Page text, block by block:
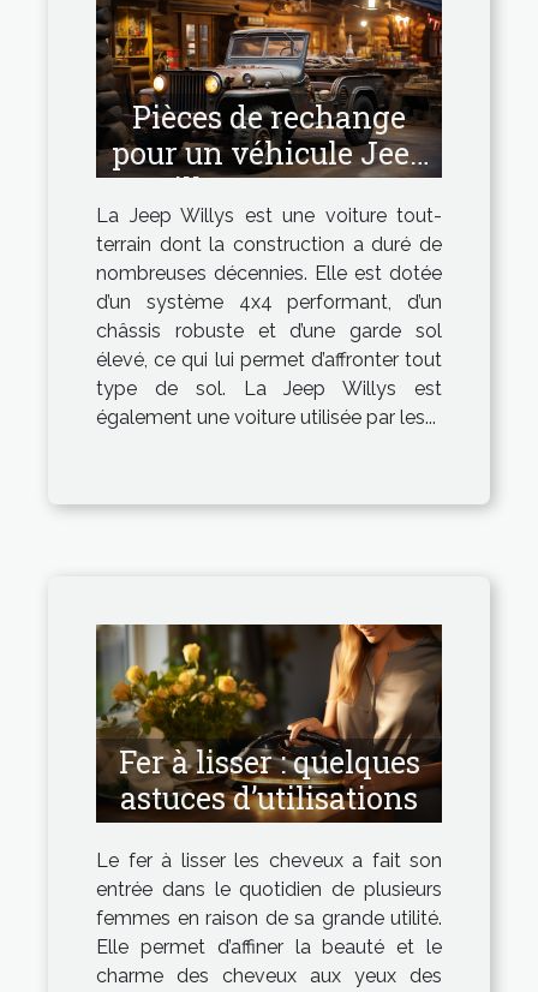
Pièces de rechange
pour un véhicule Jeep
Willys : Comment
avoir les pièces de
bonne qualité ?
La Jeep Willys est une voiture tout-
terrain dont la construction a duré de
nombreuses décennies. Elle est dotée
d’un système 4x4 performant, d’un
châssis robuste et d’une garde sol
élevé, ce qui lui permet d’affronter tout
type de sol. La Jeep Willys est
également une voiture utilisée par les...
Fer à lisser : quelques
astuces d’utilisations
Le fer à lisser les cheveux a fait son
entrée dans le quotidien de plusieurs
femmes en raison de sa grande utilité.
Elle permet d’affiner la beauté et le
charme des cheveux aux yeux des